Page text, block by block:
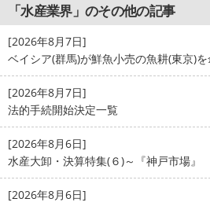
「水産業界」のその他の記事
[2026年8月7日]
ベイシア(群馬)が鮮魚小売の魚耕(東京)
[2026年8月7日]
法的手続開始決定一覧
[2026年8月6日]
水産大卸・決算特集(６)～『神戸市場
[2026年8月6日]